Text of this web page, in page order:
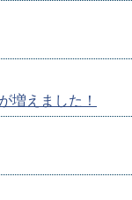
増えました！